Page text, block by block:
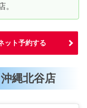
ット予約する
縄北谷店